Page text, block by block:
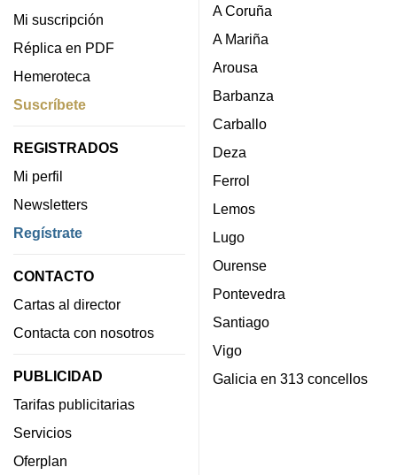
Mi suscripción
Réplica en PDF
Hemeroteca
Suscríbete
REGISTRADOS
Mi perfil
Newsletters
Regístrate
CONTACTO
Cartas al director
Contacta con nosotros
PUBLICIDAD
Tarifas publicitarias
Servicios
Oferplan
A Coruña
A Mariña
Arousa
Barbanza
Carballo
Deza
Ferrol
Lemos
Lugo
Ourense
Pontevedra
Santiago
Vigo
Galicia en 313 concellos